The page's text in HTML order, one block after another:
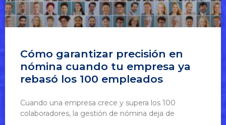
Cómo garantizar precisión en
nómina cuando tu empresa ya
rebasó los 100 empleados
Cuando una empresa crece y supera los 100
colaboradores, la gestión de nómina deja de